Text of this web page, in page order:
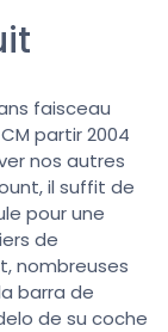
faisceau
partir 2004
nos autres
il suffit de
pour une
de
nombreuses
barra de
de su coche